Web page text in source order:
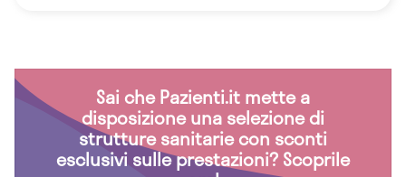
Sai che Pazienti.it mette a
disposizione una selezione di
strutture sanitarie con sconti
esclusivi sulle prestazioni? Scoprile